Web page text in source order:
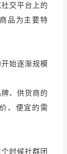
交平台上的
品为主要特
始逐渐规模
、供货商的
、便宜的需
时候社群团